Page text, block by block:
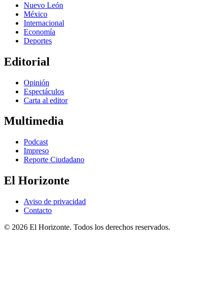
Nuevo León
México
Internacional
Economía
Deportes
Editorial
Opinión
Espectáculos
Carta al editor
Multimedia
Podcast
Impreso
Reporte Ciudadano
El Horizonte
Aviso de privacidad
Contacto
© 2026 El Horizonte. Todos los derechos reservados.